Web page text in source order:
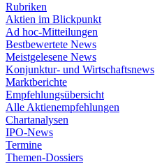
Rubriken
Aktien im Blickpunkt
Ad hoc-Mitteilungen
Bestbewertete News
Meistgelesene News
Konjunktur- und Wirtschaftsnews
Marktberichte
Empfehlungsübersicht
Alle Aktienempfehlungen
Chartanalysen
IPO-News
Termine
Themen-Dossiers